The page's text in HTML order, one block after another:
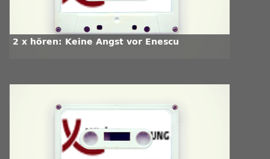
2 x hören: Keine Angst vor Enescu